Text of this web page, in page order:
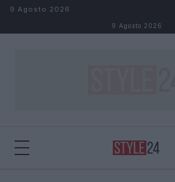
Salta al contenuto
9 Agosto 2026
9 Agosto 2026